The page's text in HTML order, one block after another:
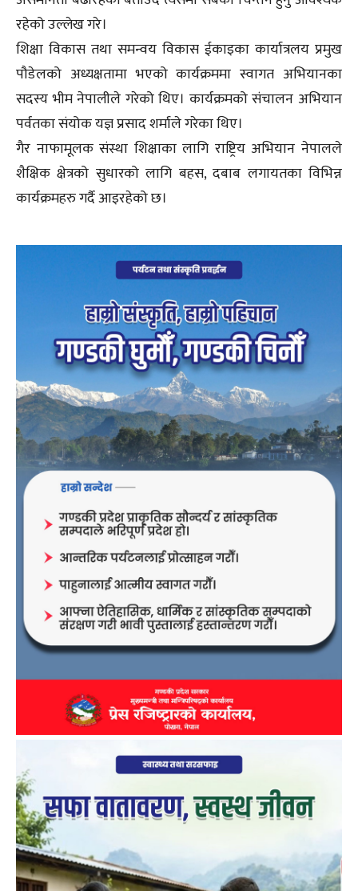
रहेको उल्लेख गरे।
शिक्षा विकास तथा समन्वय विकास ईकाइका कार्यात्रलय प्रमुख
पौडेलको अध्यक्षतामा भएको कार्यक्रममा स्वागत अभियानका
सदस्य भीम नेपालीले गरेको थिए। कार्यक्रमको संचालन अभियान
पर्वतका संयोक यज्ञ प्रसाद शर्माले गरेका थिए।
गैर नाफामूलक संस्था शिक्षाका लागि राष्ट्रिय अभियान नेपालले
शैक्षिक क्षेत्रको सुधारको लागि बहस, दबाब लगायतका विभिन्न
कार्यक्रमहरु गर्दै आइरहेको छ।